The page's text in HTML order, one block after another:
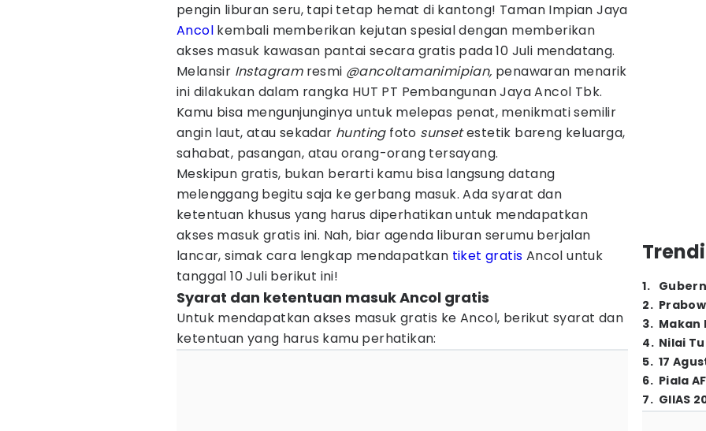
pengin liburan seru, tapi tetap hemat di kantong! Taman Impian Jaya
Ancol kembali memberikan kejutan spesial dengan memberikan
akses masuk kawasan pantai secara gratis pada 10 Juli mendatang.
Melansir Instagram resmi @ancoltamanimipian, penawaran menarik
ini dilakukan dalam rangka HUT PT Pembangunan Jaya Ancol Tbk.
Kamu bisa mengunjunginya untuk melepas penat, menikmati semilir
angin laut, atau sekadar huntingfoto sunsetestetik bareng keluarga,
sahabat, pasangan, atau orang-orang tersayang.
Meskipun gratis, bukan berarti kamu bisa langsung datang
melenggang begitu saja ke gerbang masuk. Ada syarat dan
ketentuan khusus yang harus diperhatikan untuk mendapatkan
akses masuk gratis ini. Nah, biar agenda liburan serumu berjalan
lancar, simak cara lengkap mendapatkan tiket gratis Ancol untuk
tanggal 10 Juli berikut ini!
Syarat dan ketentuan masuk Ancol gratis
Untuk mendapatkan akses masuk gratis ke Ancol, berikut syarat dan
ketentuan yang harus kamu perhatikan:
1.
2.
3. Makan
4. Nilai
5. 17
6. Piala
7. GIIAS